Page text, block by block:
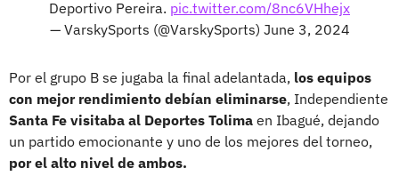
Deportivo Pereira. pic.twitter.com/8nc6VHhejx
— VarskySports (@VarskySports) June 3, 2024
Por el grupo B se jugaba la final adelantada, los equipos
con mejor rendimiento debían eliminarse, Independiente
Santa Fe visitaba al Deportes Tolima en Ibagué, dejando
un partido emocionante y uno de los mejores del torneo,
por el alto nivel de ambos.